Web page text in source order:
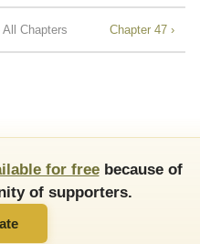
Chapters Chapter 47 ›
for freebecause of
of supporters.